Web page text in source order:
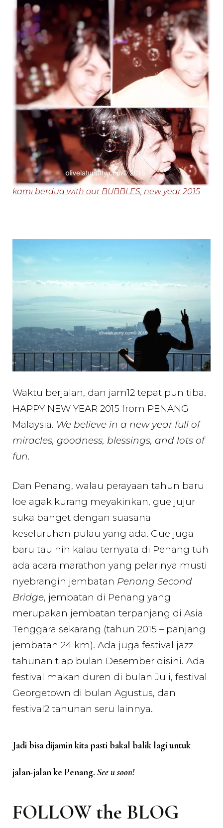
kami berdua with our BUBBLES, new year 2015
Waktu berjalan, dan jam12 tepat pun tiba.
HAPPY NEW YEAR 2015 from PENANG
Malaysia. We believe in a new year full of
miracles, goodness, blessings, and lots of
fun.
Dan Penang, walau perayaan tahun baru
loe agak kurang meyakinkan, gue jujur
suka banget dengan suasana
keseluruhan pulau yang ada. Gue juga
baru tau nih kalau ternyata di Penang tuh
ada acara marathon yang pelarinya musti
nyebrangin jembatan Penang Second
Bridge, jembatan di Penang yang
merupakan jembatan terpanjang di Asia
Tenggara sekarang (tahun 2015 – panjang
jembatan 24 km). Ada juga festival jazz
tahunan tiap bulan Desember disini. Ada
festival makan duren di bulan Juli, festival
Georgetown di bulan Agustus, dan
festival2 tahunan seru lainnya.
Jadi bisa dijamin kita pasti bakal balik lagi untuk
jalan-jalan ke Penang. See u soon!
FOLLOW the BLOG